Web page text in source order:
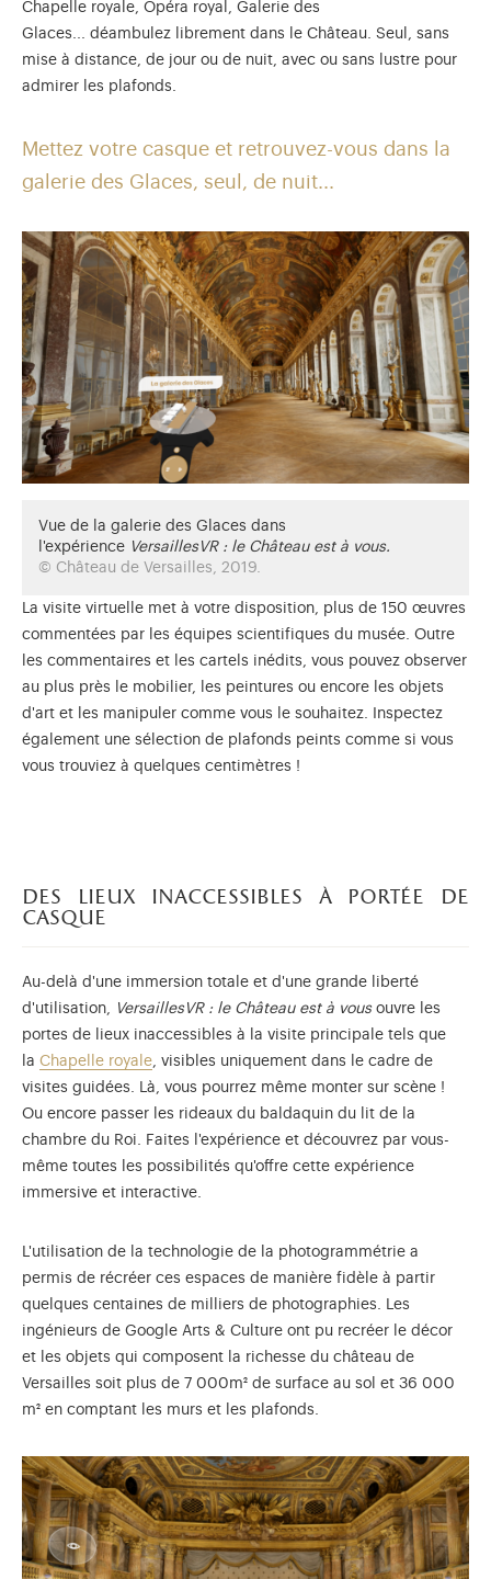
Chapelle royale, Opéra royal, Galerie des
Glaces... déambulez librement dans le Château. Seul, sans
mise à distance, de jour ou de nuit, avec ou sans lustre pour
admirer les plafonds.
Mettez votre casque et retrouvez-vous dans la
galerie des Glaces, seul, de nuit...
Vue de la galerie des Glaces dans
l'expérience VersaillesVR : le Château est à vous.
© Château de Versailles, 2019.
La visite virtuelle met à votre disposition, plus de 150 œuvres
commentées par les équipes scientifiques du musée. Outre
les commentaires et les cartels inédits, vous pouvez observer
au plus près le mobilier, les peintures ou encore les objets
d'art et les manipuler comme vous le souhaitez. Inspectez
également une sélection de plafonds peints comme si vous
vous trouviez à quelques centimètres !
des lieux inaccessibles à portée de
casque
Au-delà d'une immersion totale et d'une grande liberté
d'utilisation,
VersaillesVR : le Château est à vousouvre les
portes de lieux inaccessibles à la visite principale tels que
la Chapelle royale , visibles uniquement dans le cadre de
visites guidées. Là, vous pourrez même monter sur scène !
Ou encore passer les rideaux du baldaquin du lit de la
chambre du Roi. Faites l'expérience et découvrez par vous-
même toutes les possibilités qu'offre cette expérience
immersive et interactive.
L'utilisation de la technologie de la photogrammétrie a
permis de récréer ces espaces de manière fidèle à partir
quelques centaines de milliers de photographies. Les
ingénieurs de Google Arts & Culture ont pu recréer le décor
et les objets qui composent la richesse du château de
Versailles soit plus de 7 000m² de surface au sol et 36 000
m² en comptant les murs et les plafonds.